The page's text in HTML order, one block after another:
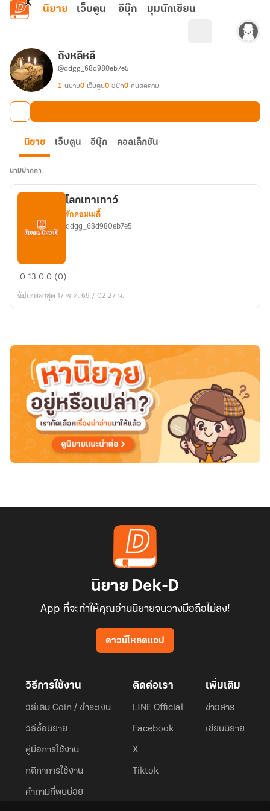
ข้ามไปยังเนื้อหาหลัก
นิยาย เว็บตูน อีบุ๊ก มุมนักเขียน
ถิงหลีหลี
@ddgg_68d980eb7e5
1 นิยาย0 เว็บตูน0 อีบุ๊ก0 คนติดตาม
นิยาย เว็บตูน อีบุ๊ก คอลเล็กชัน
นามปากกา
โลก
เทา
โลกเทาเทาว์
รักคอมเมดี้
ddgg_68d980eb7e5
01300 (0)
อัปเดตล่าสุด 17 พ.ค. 69 / 02:27 น.
นิยาย Dek-D
App ที่จะทำให้คุณอ่านนิยายจนวางมือถือไม่ลง!
ดาวน์โหลดแอป
วิธีการใช้งาน
วิธีเติม Coin / ชำระเงิน
วิธีซื้อนิยาย
คู่มือการใช้งาน
กติกาการใช้งาน
คำถามที่พบบ่อย
ติดต่อเรา
LINE Official
Facebook
X
Tiktok
เพิ่มเติม
ข่าวสาร
เขียนนิยาย